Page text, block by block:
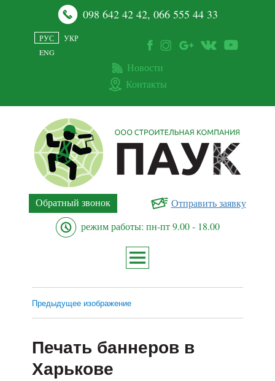
098 642 42 42, 066 555 44 33
РУС
УКР
ENG
Новости
Контакты
Обратный звонок
Отправить заявку
режим работы: пн-пт 9.00 - 18.00
Предыдущее изображение
Печать баннеров в
Харькове